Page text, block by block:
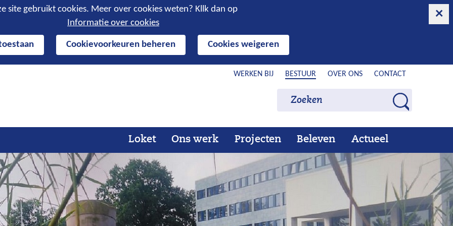
site gebruikt cookies. Meer over cookies weten? Kllk dan op
Informatie over cookies
Cookievoorkeuren beheren Cookies weigeren
WERKEN BIJ BESTUUR OVER ONS CONTACT
e
k
e
n
Zoeken Zoeken
Loket Ons werk Projecten Beleven Actueel